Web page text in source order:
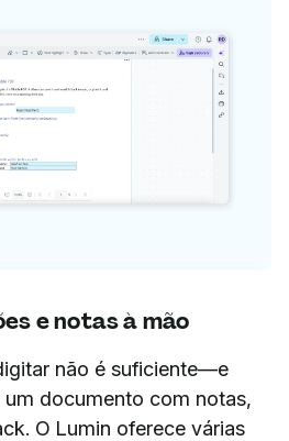
e notas à mão
não é suficiente—e
documento com notas,
O Lumin oferece várias